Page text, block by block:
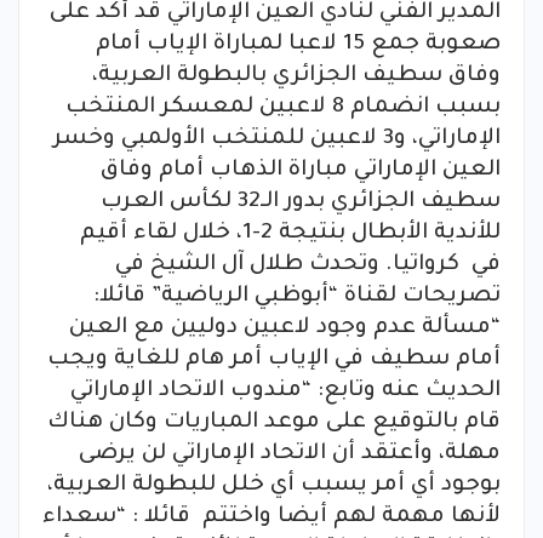
المدير الفني لنادي العين الإماراتي قد أكد على
صعوبة جمع 15 لاعبا لمباراة الإياب أمام
وفاق سطيف الجزائري بالبطولة العربية،
بسبب انضمام 8 لاعبين لمعسكر المنتخب
الإماراتي، و3 لاعبين للمنتخب الأولمبي وخسر
العين الإماراتي مباراة الذهاب أمام وفاق
سطيف الجزائري بدور الـ32 لكأس العرب
للأندية الأبطال بنتيجة 2-1، خلال لقاء أقيم
في كرواتيا. وتحدث طلال آل الشيخ في
تصريحات لقناة “أبوظبي الرياضية” قائلا:
“مسألة عدم وجود لاعبين دوليين مع العين
أمام سطيف في الإياب أمر هام للغاية ويجب
الحديث عنه وتابع: “مندوب الاتحاد الإماراتي
قام بالتوقيع على موعد المباريات وكان هناك
مهلة، وأعتقد أن الاتحاد الإماراتي لن يرضى
بوجود أي أمر يسبب أي خلل للبطولة العربية،
لأنها مهمة لهم أيضا واختتم قائلا : “سعداء